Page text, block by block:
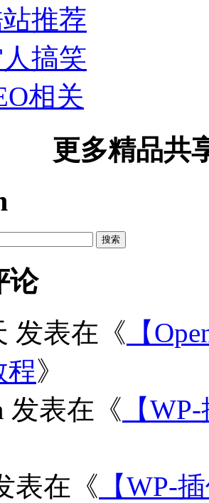
推荐
搞笑
相关
更多精品共
论
发表在《 【
程》
发表在《 【
表在《 【WP-